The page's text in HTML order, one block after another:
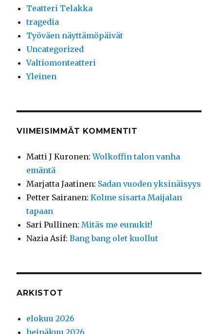
Teatteri Telakka
tragedia
Työväen näyttämöpäivät
Uncategorized
Valtiomonteatteri
Yleinen
VIIMEISIMMÄT KOMMENTIT
Matti J Kuronen:Wolkoffin talon vanha
emäntä
Marjatta Jaatinen: Sadan vuoden yksinäisyys
Petter Sairanen:Kolme sisarta Maijalan
tapaan
Sari Pullinen: Mitäs me eunukit!
Nazia Asif:Bang bang olet kuollut
ARKISTOT
elokuu 2026
heinäkuu 2026